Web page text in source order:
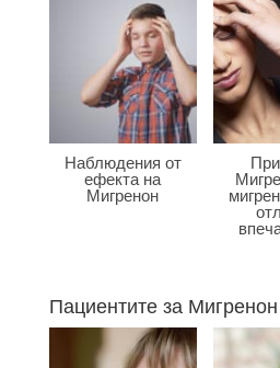
Наблюдения от
ефекта на
Мигренон
Пациентите за Мигренон